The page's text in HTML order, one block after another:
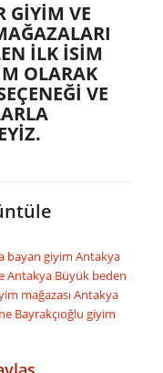
GİYİM VE
İLK İSİM
OLARAK
VE
bayan giyim Antakya
Antakya Büyük beden
mağazasıAntakya
Bayrakçıoğlu giyim